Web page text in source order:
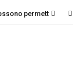
permettersi le…